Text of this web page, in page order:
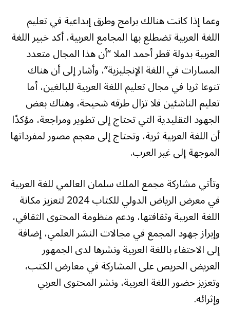
وعما إذا كانت هنالك برامج وطرق إبداعية في تعليم
اللغة العربية تضطلع بها المجامع العربية، أكد خبير اللغة
العربية بدولة قطر أحمد الملا “أن هذا المجال متعدد
المسارات في اللغة الإنجليزية”، وأشار إلى أن هناك
تنوعا ثريا في مجال تعليم اللغة العربية للبالغين، أما
تعليم الناشئين فلا تزال طرقه شحيحة، وهناك بعض
الجهود التقليدية التي تحتاج إلى تطوير ومراجعة، مؤكدًا
أن اللغة العربية ثرية، وتحتاج إلى معجم مصور لمفرداتها
الموجهة إلى غير العرب.
وتأتي مشاركة مجمع الملك سلمان العالمي للغة العربية
في معرض الرياض الدولي للكتاب 2024 لتعزيز مكانة
اللغة العربية وثقافتها، ودعم منظومة المحتوى الثقافي،
وإبراز جهود المجمع في مجالات النشر العلمي، إضافة
إلى الاحتفاء باللغة العربية ونشرها لدى الجمهور
العريض الحريص على المشاركة في معارض الكتب،
وتعزيز حضور اللغة العربية، ونشر المحتوى العربي
وإثرائه.